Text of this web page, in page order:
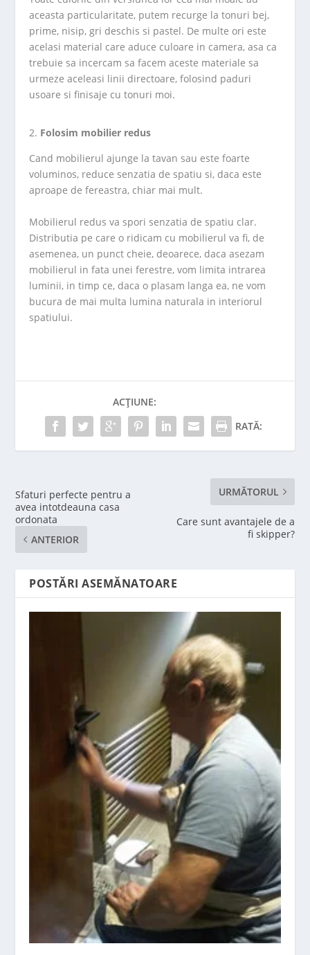
aceasta particularitate, putem recurge la tonuri bej,
prime, nisip, gri deschis si pastel. De multe ori este
acelasi material care aduce culoare in camera, asa ca
trebuie sa incercam sa facem aceste materiale sa
urmeze aceleasi linii directoare, folosind paduri
usoare si finisaje cu tonuri moi.
Folosim mobilier redus
Cand mobilierul ajunge la tavan sau este foarte
voluminos, reduce senzatia de spatiu si, daca este
aproape de fereastra, chiar mai mult.
Mobilierul redus va spori senzatia de spatiu clar.
Distributia pe care o ridicam cu mobilierul va fi, de
asemenea, un punct cheie, deoarece, daca asezam
mobilierul in fata unei ferestre, vom limita intrarea
luminii, in timp ce, daca o plasam langa ea, ne vom
bucura de mai multa lumina naturala in interiorul
spatiului.
ACȚIUNE:
RATĂ:
Sfaturi perfecte pentru a
avea intotdeauna casa
ordonata
ANTERIOR
URMĂTORUL
Care sunt avantajele de a
fi skipper?
POSTĂRI ASEMĂNATOARE